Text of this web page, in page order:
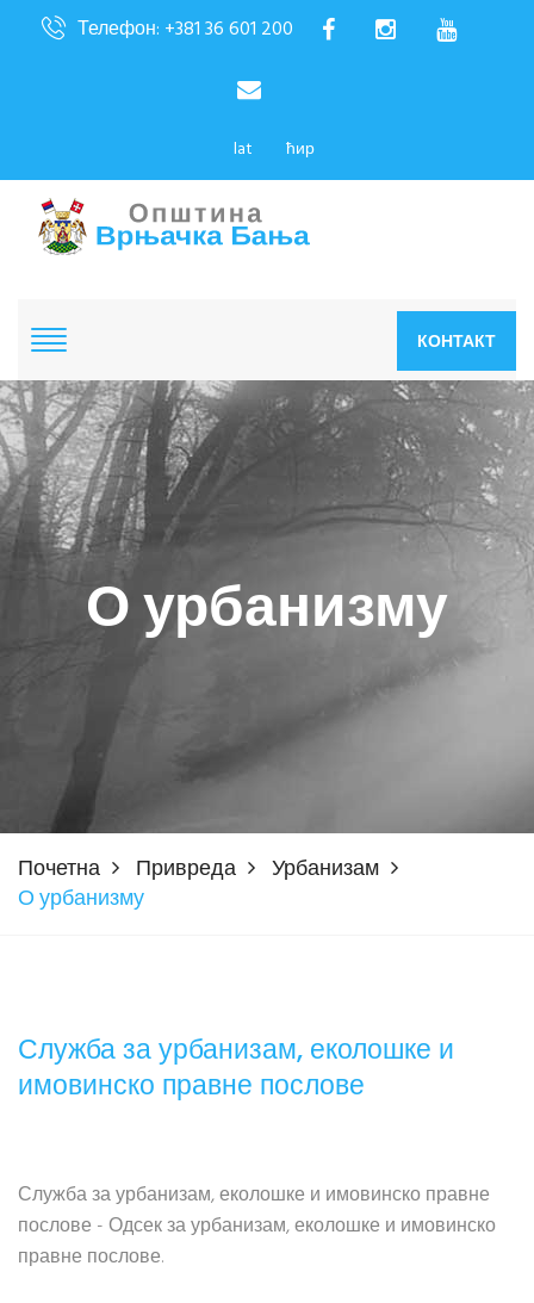
Телефон: +381 36 601 200
lat ћир
КОНТАКТ
О урбанизму
Почетна Привреда
Урбанизам
О урбанизму
Служба за урбанизам, еколошке и
имовинско правне послове
Служба за урбанизам, еколошке и имовинско правне
послове - Одсек за урбанизам, еколошке и имовинско
правне послове.